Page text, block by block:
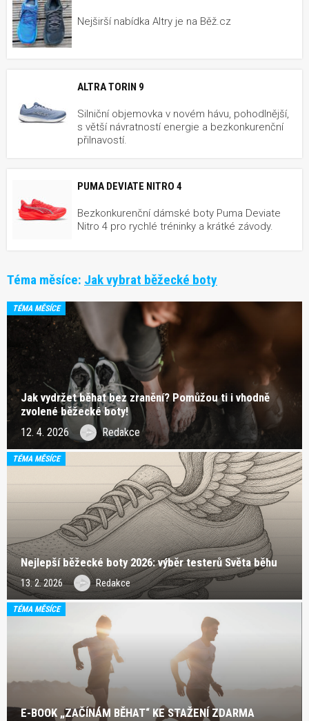
Nejširší nabídka Altry je na Běž.cz
ALTRA TORIN 9
Silniční objemovka v novém hávu, pohodlnější,
s větší návratností energie a bezkonkurenční
přilnavostí.
PUMA DEVIATE NITRO 4
Bezkonkurenční dámské boty Puma Deviate
Nitro 4 pro rychlé tréninky a krátké závody.
Téma měsíce: Jak vybrat běžecké boty
TÉMA MĚSÍCE
Jak vydržet běhat bez zranění? Pomůžou ti i vhodně
zvolené běžecké boty!
12. 4. 2026 Redakce
TÉMA MĚSÍCE
Nejlepší běžecké boty 2026: výběr testerů Světa běhu
13. 2. 2026 Redakce
TÉMA MĚSÍCE
E-BOOK „ZAČÍNÁM BĚHAT“ KE STAŽENÍ ZDARMA